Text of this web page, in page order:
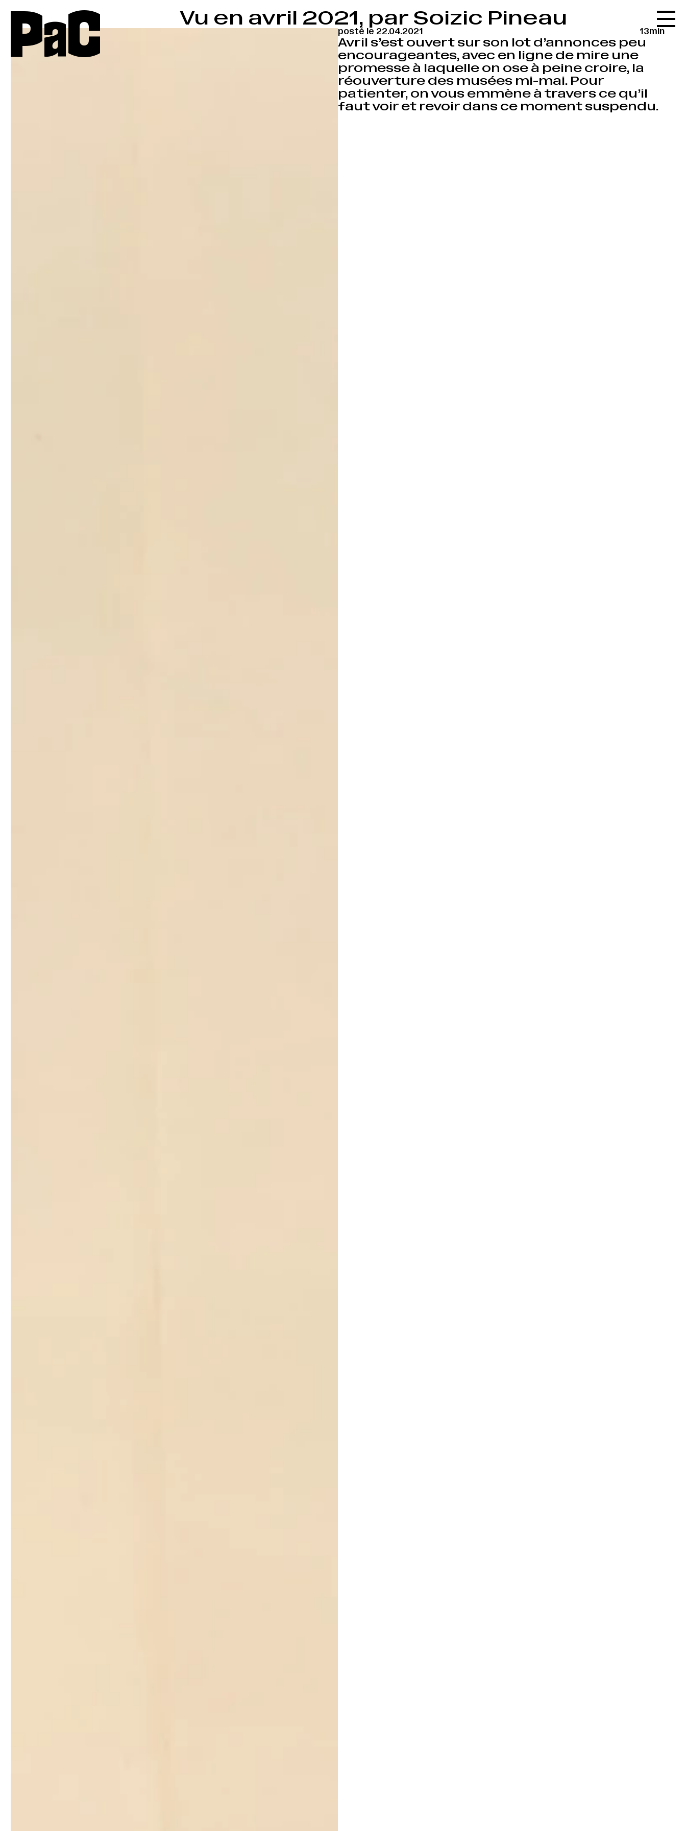
PaC
Accueil
Le réseau
L'agenda
La carte
Le festival
Le lieu
Vu en avril 2021, par Soizic Pineau
posté le 22.04.2021 13min
Avril s’est ouvert sur son lot d’annonces peu
encourageantes, avec en ligne de mire une
promesse à laquelle on ose à peine croire, la
réouverture des musées mi-mai. Pour
patienter, on vous emmène à travers ce qu’il
faut voir et revoir dans ce moment suspendu.